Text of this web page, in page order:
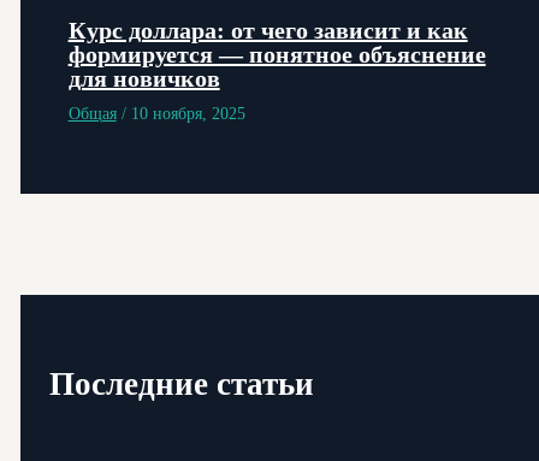
Последние статьи
Курс доллара: от чего зависит и как
формируется — понятное объяснение
для новичков
Общая/ 10 ноября, 2025